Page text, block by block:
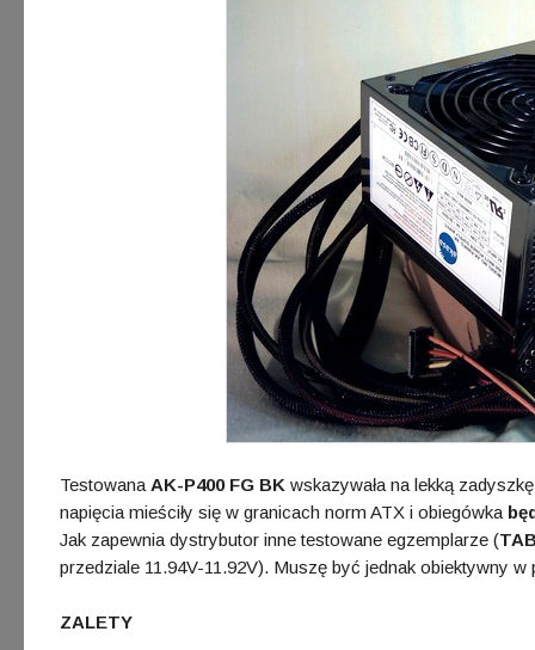
Testowana AK-P400 FG BK wskazywała na lekką
napięcia mieściły się w granicach norm ATX i obiegówka
Jak zapewnia dystrybutor inne testowane egzemplarze (
przedziale 11.94V-11.92V). Muszę być jednak obiektywny
ZALETY